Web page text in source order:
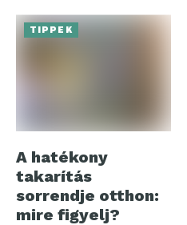
TIPPEK
A hatékony
takarítás
sorrendje otthon:
mire figyelj?